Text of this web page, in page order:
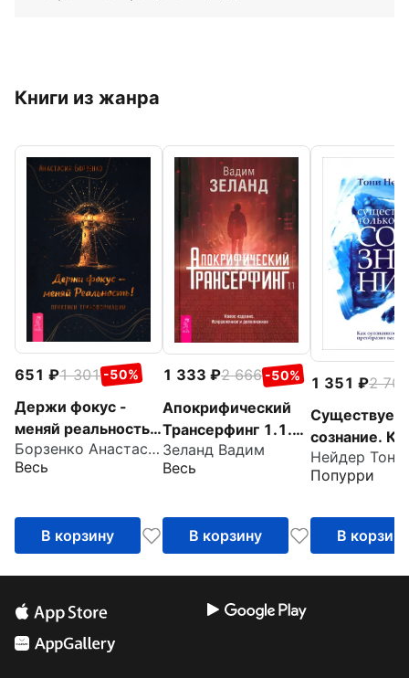
Книги из жанра
651 1 301 -50%
Держи фокус -
меняй реальность!
Практики
трансформации
Борзенко Анастасия
Весь
В корзину
1 333 2 666 -50%
Апокрифический
Трансерфинг 1.1.
Новое издание
Зеланд Вадим
Весь
В корзину
1 351
2 701
Существует
сознание.
преобразит
Нейдер Тони
Попурри
В корзину